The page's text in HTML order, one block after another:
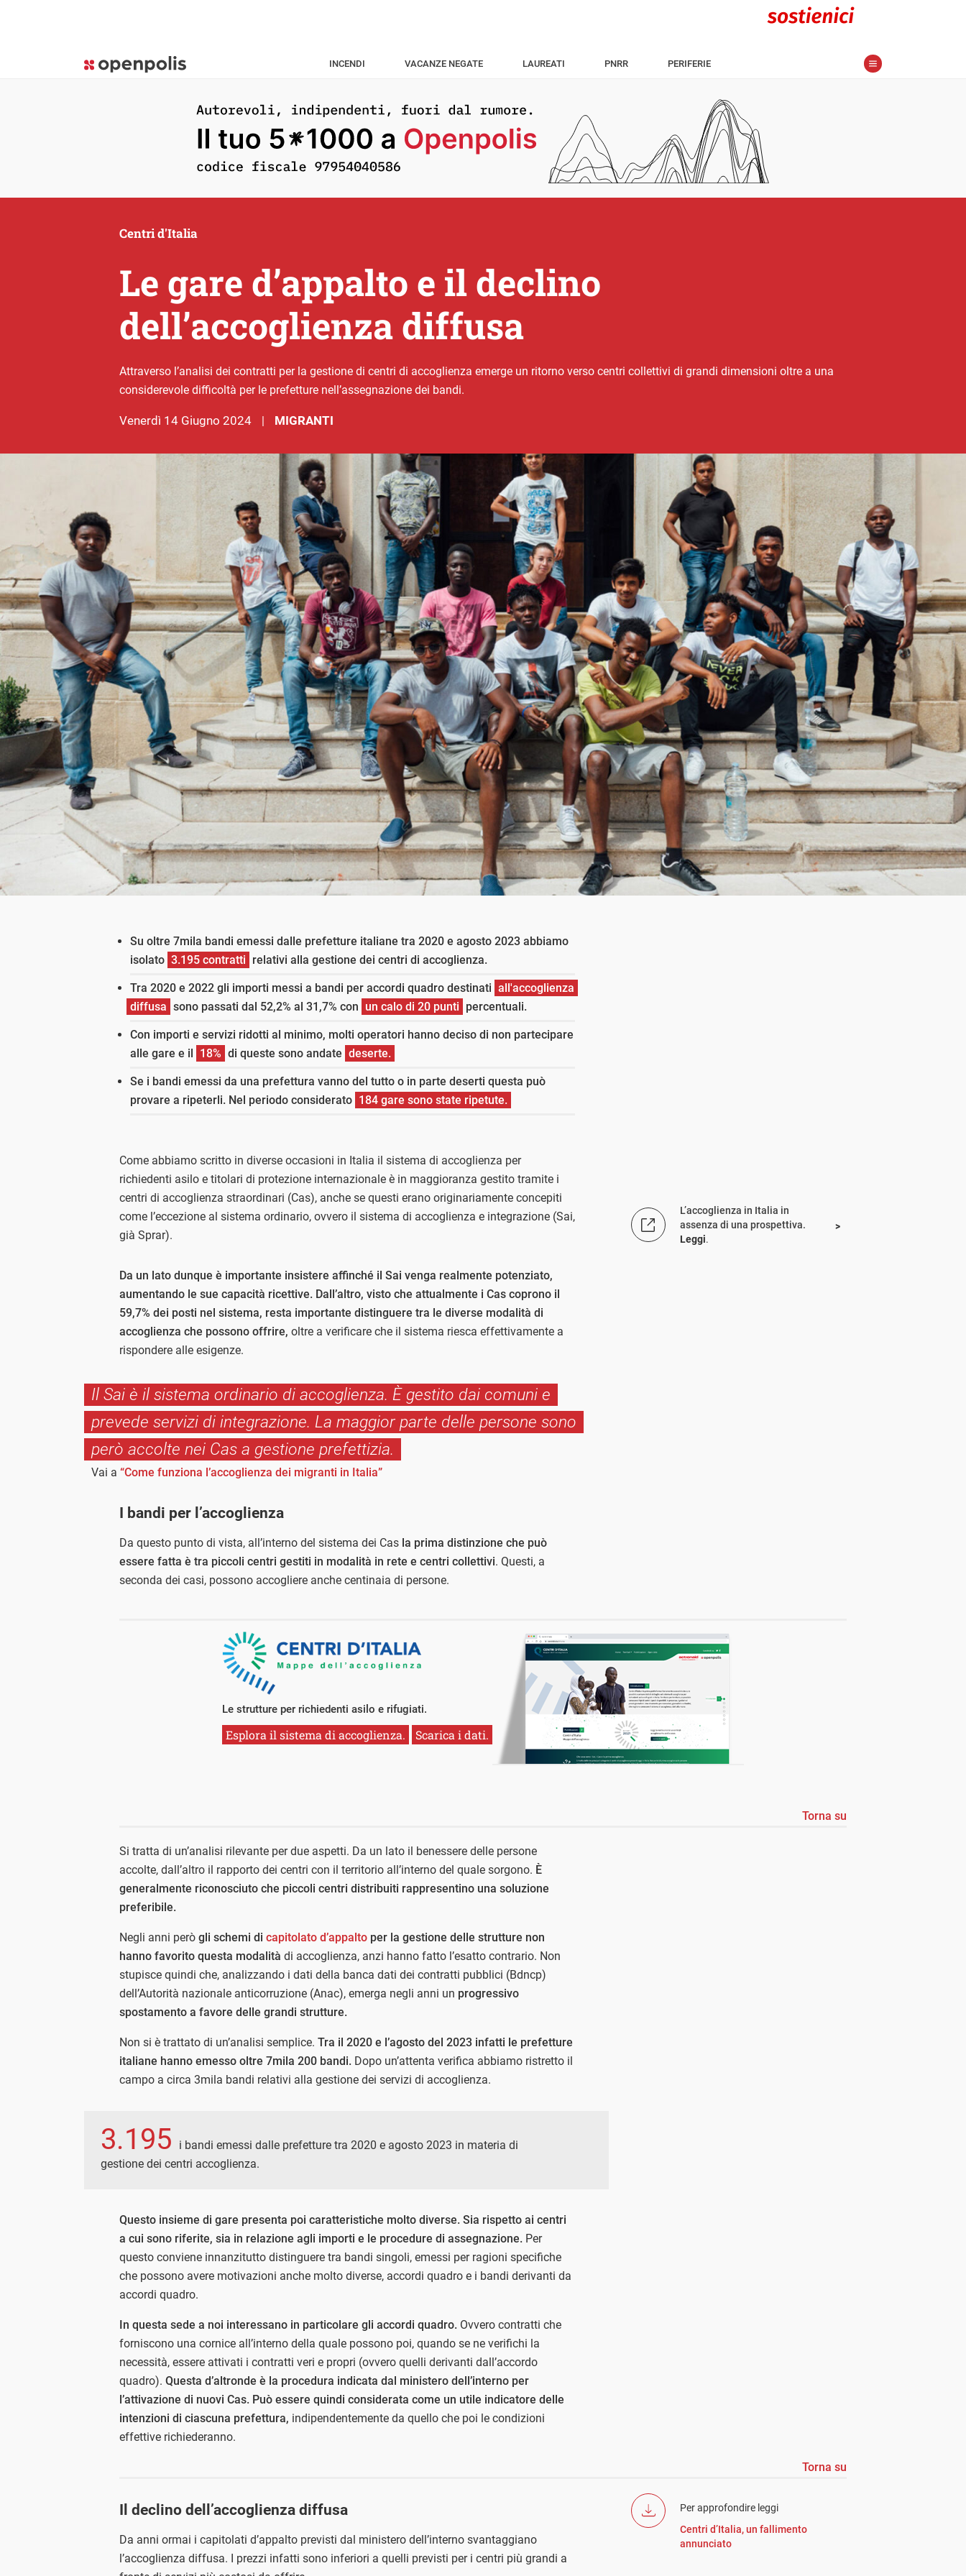
INCENDI VACANZE NEGATE LAUREATI PNRR PERIFERIE
Le gare d’appalto e il declino
dell’accoglienza diffusa
Centri d'Italia
Attraverso l’analisi dei contratti per la gestione di centri di accoglienza emerge un ritorno verso centri collettivi di grandi dimensioni oltre a una
considerevole difficoltà per le prefetture nell’assegnazione dei bandi.
venerdì 14 Giugno 2024 | MIGRANTI
Su oltre 7mila bandi emessi dalle prefetture italiane tra 2020 e agosto 2023 abbiamo
isolato 3.195 contratti relativi alla gestione dei centri di accoglienza.
Tra 2020 e 2022 gli importi messi a bandi per accordi quadro destinati all'accoglienza
diffusa sono passati dal 52,2% al 31,7% con un calo di 20 punti percentuali.
Con importi e servizi ridotti al minimo, molti operatori hanno deciso di non partecipare
alle gare e il 18% di queste sono andate deserte.
Se i bandi emessi da una prefettura vanno del tutto o in parte deserti questa può
provare a ripeterli. Nel periodo considerato 184 gare sono state ripetute.
Come abbiamo scritto in diverse occasioni in Italia il sistema di accoglienza per
richiedenti asilo e titolari di protezione internazionale è in maggioranza gestito tramite i
centri di accoglienza straordinari (Cas), anche se questi erano originariamente concepiti
come l’eccezione al sistema ordinario, ovvero il sistema di accoglienza e integrazione (Sai,
già Sprar).
L’accoglienza in Italia in
assenza di una prospettiva.
Leggi.
Da un lato dunque è importante insistere affinché il Sai venga realmente potenziato,
aumentando le sue capacità ricettive. Dall’altro, visto che attualmente i Cas coprono il
59,7% dei posti nel sistema, resta importante distinguere tra le diverse modalità di
accoglienza che possono offrire, oltre a verificare che il sistema riesca effettivamente a
rispondere alle esigenze.
Il Sai è il sistema ordinario di accoglienza. È gestito dai comuni e
prevede servizi di integrazione. La maggior parte delle persone sono
però accolte nei Cas a gestione prefettizia.
Vai a “Come funziona l’accoglienza dei migranti in Italia”
I bandi per l’accoglienza
Da questo punto di vista, all’interno del sistema dei Cas la prima distinzione che può
essere fatta è tra piccoli centri gestiti in modalità in rete e centri collettivi. Questi, a
seconda dei casi, possono accogliere anche centinaia di persone.
Le strutture per richiedenti asilo e rifugiati.
Esplora il sistema di accoglienza. Scarica i dati.
Torna su
Si tratta di un’analisi rilevante per due aspetti. Da un lato il benessere delle persone
accolte, dall’altro il rapporto dei centri con il territorio all’interno del quale sorgono. È
generalmente riconosciuto che piccoli centri distribuiti rappresentino una soluzione
preferibile.
Negli anni però gli schemi di capitolato d’appalto per la gestione delle strutture non
hanno favorito questa modalità di accoglienza, anzi hanno fatto l’esatto contrario. Non
stupisce quindi che, analizzando i dati della banca dati dei contratti pubblici (Bdncp)
dell’Autorità nazionale anticorruzione (Anac), emerga negli anni un progressivo
spostamento a favore delle grandi strutture.
Non si è trattato di un’analisi semplice. Tra il 2020 e l’agosto del 2023 infatti le prefetture
italiane hanno emesso oltre 7mila 200 bandi. Dopo un’attenta verifica abbiamo ristretto il
campo a circa 3mila bandi relativi alla gestione dei servizi di accoglienza.
3.195
i bandi emessi dalle prefetture tra 2020 e agosto 2023 in materia di
gestione dei centri accoglienza.
Questo insieme di gare presenta poi caratteristiche molto diverse. Sia rispetto ai centri
a cui sono riferite, sia in relazione agli importi e le procedure di assegnazione. Per
questo conviene innanzitutto distinguere tra bandi singoli, emessi per ragioni specifiche
che possono avere motivazioni anche molto diverse, accordi quadro e i bandi derivanti da
accordi quadro.
In questa sede a noi interessano in particolare gli accordi quadro. Ovvero contratti che
forniscono una cornice all’interno della quale possono poi, quando se ne verifichi la
necessità, essere attivati i contratti veri e propri (ovvero quelli derivanti dall’accordo
quadro). Questa d’altronde è la procedura indicata dal ministero dell’interno per
l’attivazione di nuovi Cas. Può essere quindi considerata come un utile indicatore delle
intenzioni di ciascuna prefettura, indipendentemente da quello che poi le condizioni
effettive richiederanno.
Torna su
Per approfondire leggi
Centri d’Italia, un fallimento
annunciato
Il declino dell’accoglienza diffusa
Da anni ormai i capitolati d’appalto previsti dal ministero dell’interno svantaggiano
l’accoglienza diffusa. I prezzi infatti sono inferiori a quelli previsti per i centri più grandi a